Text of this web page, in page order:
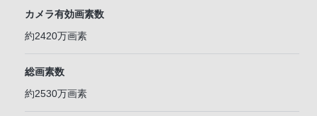
カメラ有効画素数
約2420万画素
総画素数
約2530万画素